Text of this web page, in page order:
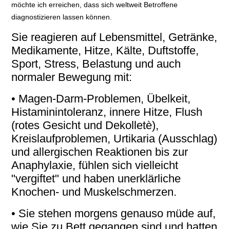
möchte ich erreichen, dass sich weltweit Betroffene
diagnostizieren lassen können.
Sie reagieren auf Lebensmittel, Getränke,
Medikamente, Hitze, Kälte, Duftstoffe,
Sport, Stress, Belastung und auch
normaler Bewegung mit:
• Magen-Darm-Problemen, Übelkeit,
Histaminintoleranz, innere Hitze, Flush
(rotes Gesicht und Dekolletè),
Kreislaufproblemen, Urtikaria (Ausschlag)
und allergischen Reaktionen bis zur
Anaphylaxie, fühlen sich vielleicht
"vergiftet" und haben unerklärliche
Knochen- und Muskelschmerzen.
• Sie stehen morgens genauso müde auf,